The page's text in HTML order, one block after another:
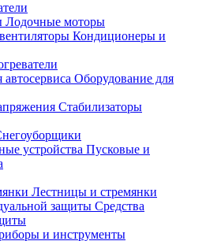
Лодочные моторы
Кондиционеры и
Оборудование для
Стабилизаторы
Пусковые и
Лестницы и стремянки
Средства